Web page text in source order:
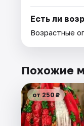
Есть ли
Возрастные
Похожие
от 250 ₽